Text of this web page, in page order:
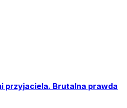
przyjaciela. Brutalna prawda